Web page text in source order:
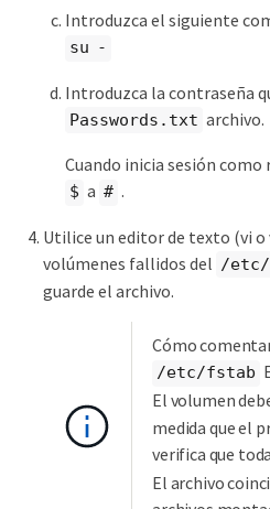
Introduzca el siguiente
su -
Introduzca la contraseña
Passwords.txt archivo.
Cuando inicia sesión
$ a # .
Utilice un editor de texto (vi
volúmenes fallidos del /
guarde el archivo.
Cómo
/etc/fstab
El volumen
medida que el
verifica que
El archivo